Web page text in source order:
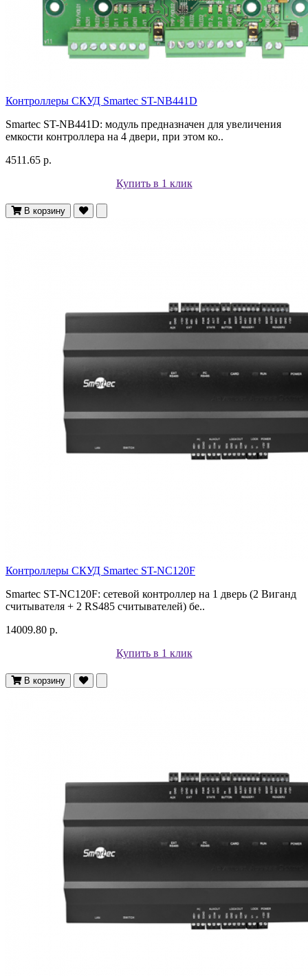
Контроллеры СКУД Smartec ST-NB441D
Smartec ST-NB441D: модуль предназначен для увеличения
емкости контроллера на 4 двери, при этом ко..
4511.65 р.
Купить в 1 клик
В корзину
Контроллеры СКУД Smartec ST-NC120F
Smartec ST-NC120F: сетевой контроллер на 1 дверь (2 Виганд
считывателя + 2 RS485 считывателей) бе..
14009.80 р.
Купить в 1 клик
В корзину